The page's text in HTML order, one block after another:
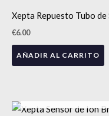
Xepta Repuesto Tubo
€6.00
AÑADIR AL CARRITO